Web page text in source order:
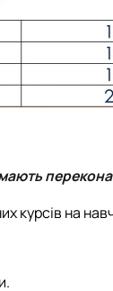
курсів на